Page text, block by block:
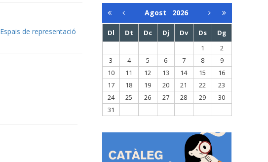
Espais de representació
Agost 2026
Dl Dt Dc Dj Dv Ds
Dg
1
2
3
4 5 6 7 8
9
10
11 12 13 14 15
16
17
18 19 20 21 22
23
24
25 26 27 28 29
30
31